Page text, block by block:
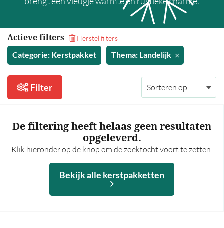
40,00 - 45,00
45,00 - 50,00
50,00 - 55,00
55,00 - 60,00
60,00 en hoger
Bekijk alle kerstpakketten
Actieve filters Herstel filters
Categorie: Kerstpakket Thema: Landelijk
Filter
De filtering heeft helaas geen resultaten
opgeleverd.
Klik hieronder op de knop om de zoektocht voort te zetten.
Bekijk alle kerstpakketten